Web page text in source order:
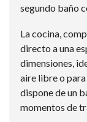
segundo baño
La cocina,
directo a una
dimensiones,
aire libre o
dispone de un
momentos de